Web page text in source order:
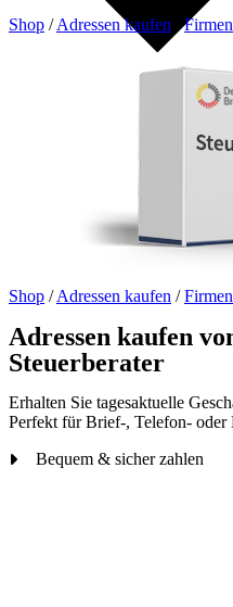
Shop /Adressen kaufen /
Shop /Adressen kaufen /
Adressen kaufen
Steuerberater
Erhalten Sie tagesaktuelle
Perfekt für Brief-, Telefon-
Bequem & sicher zahlen